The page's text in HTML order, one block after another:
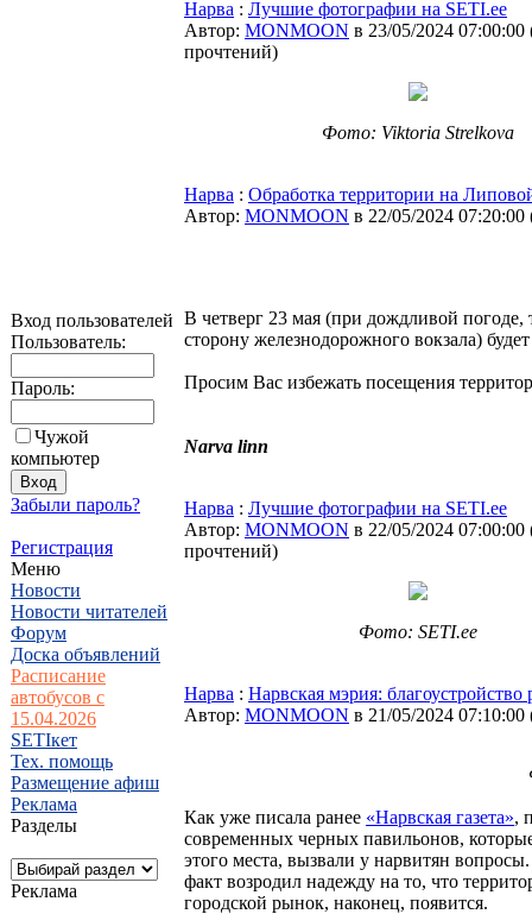
Вход пользователей
Пользователь:
Пароль:
Чужой
компьютер
Забыли пароль?
Регистрация
Меню
Новости
Новости читателей
Форум
Доска объявлений
Расписание
автобусов с
15.04.2026
SETIкет
Тех. помощь
Размещение афиш
Реклама
Разделы
Реклама
Нарва : Лучшие фотографии на SETI.ee
Автор: MONMOON в 23/05/2024 07:00:00
прочтений)
Фото: Viktoria Strelkova
Нарва : Обработка территории на
Автор: MONMOON в 22/05/2024 07:20:00
В четверг 23 мая (при дождливой погоде,
сторону железнодорожного вокзала)
Просим Вас избежать посещения
Narva linn
Нарва : Лучшие фотографии на SETI.ee
Автор: MONMOON в 22/05/2024 07:00:00
прочтений)
Фото: SETI.ee
Нарва : Нарвская мэрия:
Автор: MONMOON в 21/05/2024 07:10:00
Как уже писала ранее «Нарвская газета»,
современных черных павильонов,
этого места, вызвали у нарвитян
факт возродил надежду на то, что
городской рынок, наконец, появится.